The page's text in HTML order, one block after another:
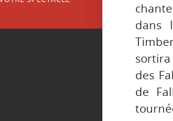
dans
des
de